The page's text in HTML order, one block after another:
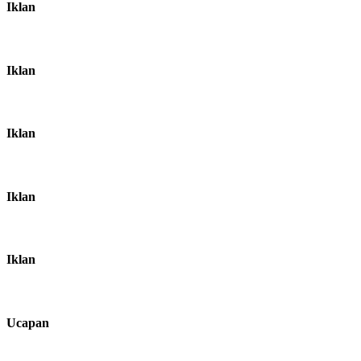
Iklan
Iklan
Iklan
Iklan
Iklan
Ucapan